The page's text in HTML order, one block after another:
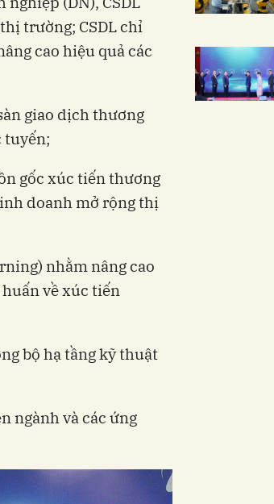
trường; CSDL chỉ
cao hiệu quả các
giao dịch thương
tuyến;
gốc xúc tiến thương
doanh mở rộng thị
nhằm nâng cao
về xúc tiến
bộ hạ tầng kỹ thuật
ngành và các ứng